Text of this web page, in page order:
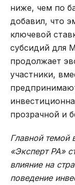
ниже, чем по
добавил, что
ключевой
субсидий для
продолжает
участники,
прозрачной и
Главной темой
«Эксперт РА»
влияние на
поведение